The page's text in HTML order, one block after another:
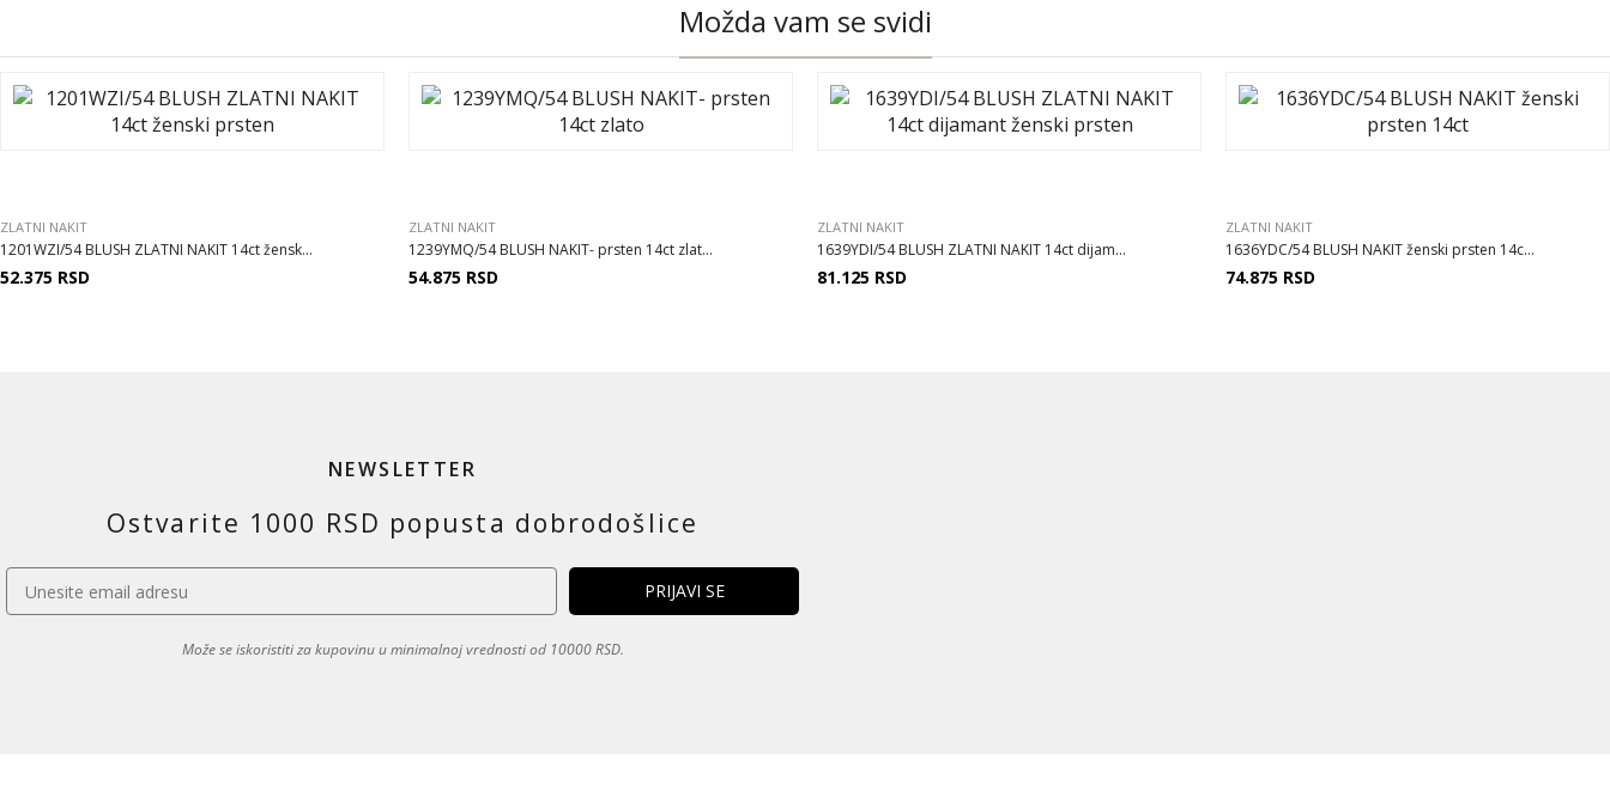
Možda vam se svidi
ZLATNI NAKIT
1201WZI/54 BLUSH ZLATNI NAKIT 14ct žensk...
52.375 RSD
ZLATNI NAKIT
1239YMQ/54 BLUSH NAKIT- prsten 14ct zlat...
54.875 RSD
ZLATNI NAKIT
1639YDI/54 BLUSH ZLATNI NAKIT 14ct dijam...
81.125 RSD
ZLATNI NAKIT
1636YDC/54 BLUSH NAKIT ženski prsten 14c...
74.875 RSD
NEWSLETTER
Ostvarite 1000 RSD popusta dobrodošlice
Može se iskoristiti za kupovinu u minimalnoj vrednosti od 10000 RSD.